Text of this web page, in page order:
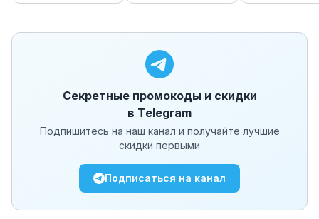
Секретные промокоды и скидки
в Telegram
Подпишитесь на наш канал и получайте лучшие
скидки первыми
Подписаться на канал